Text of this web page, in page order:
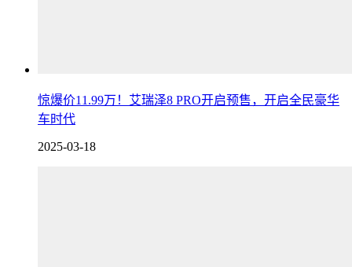
惊爆价11.99万！艾瑞泽8 PRO开启预售，开启全民豪华
车时代
2025-03-18